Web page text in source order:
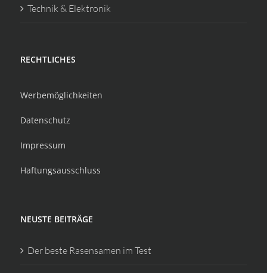
Technik & Elektronik
RECHTLICHES
Werbemöglichkeiten
Datenschutz
Impressum
Haftungsausschluss
NEUSTE BEITRÄGE
Der beste Rasensamen im Test